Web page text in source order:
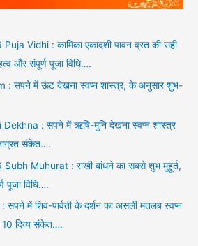
Vidhi : कामिका एकादशी पावन व्रत की सही
और संपूर्ण पूजा विधि….
: सपने में ऊंट देखना स्वप्न शास्त्र, के अनुसार शुभ-
: सपने में ऋषि-मुनि देखना स्वप्न शास्त्र
संकेत….
Muhurat : राखी बांधने का सबसे शुभ मुहूर्त,
पूजा विधि….
में शिव-पार्वती के दर्शन का असली मतलब स्वप्न
दिव्य संकेत….